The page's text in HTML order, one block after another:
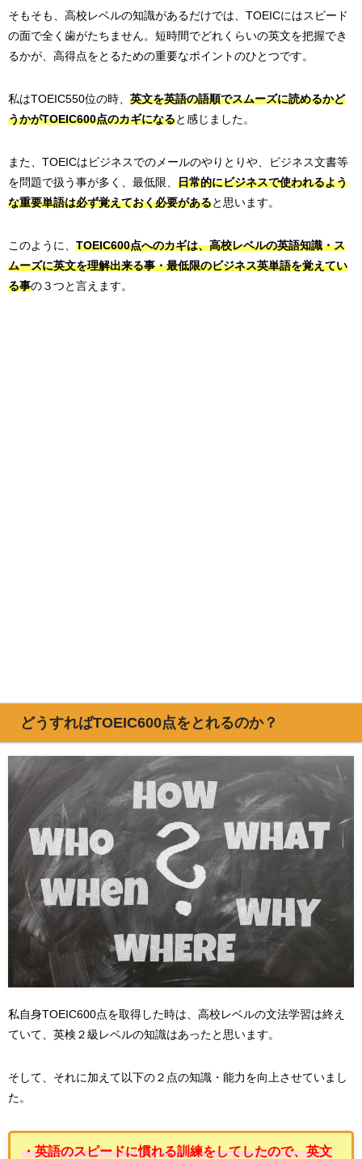
そもそも、高校レベルの知識があるだけでは、TOEICにはスピード
の面で全く歯がたちません。短時間でどれくらいの英文を把握でき
るかが、高得点をとるための重要なポイントのひとつです。
私はTOEIC550位の時、 英文を英語の語順でスムーズに読めるかど
うかがTOEIC600点のカギになると感じました。
また、TOEICはビジネスでのメールのやりとりや、ビジネス文書等
を問題で扱う事が多く、最低限、 日常的にビジネスで使われるよう
な重要単語は必ず覚えておく必要があると思います。
このように、 TOEIC600点へのカギは、高校レベルの英語知識・ス
ムーズに英文を理解出来る事・最低限のビジネス英単語を覚えてい
る事の３つと言えます。
どうすればTOEIC600点をとれるのか？
私自身TOEIC600点を取得した時は、高校レベルの文法学習は終え
ていて、英検２級レベルの知識はあったと思います。
そして、それに加えて以下の２点の知識・能力を向上させていまし
た。
・英語のスピードに慣れる訓練をしてしたので、英文